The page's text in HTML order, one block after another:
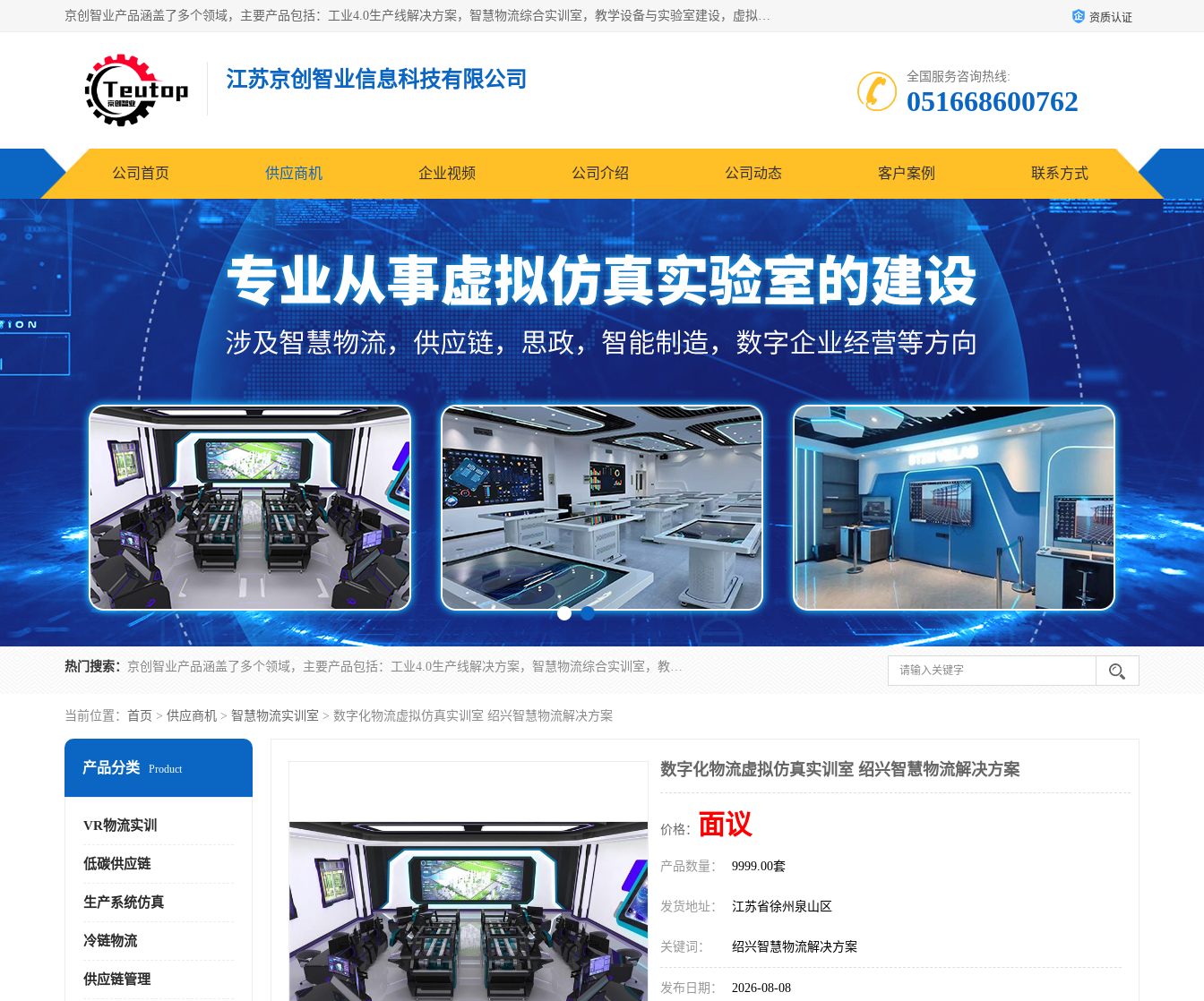
京创智业产品涵盖了多个领域，主要产品包括：工业4.0生产线解决方案，智慧物流综合实训室，教学设备与实验室建设，虚拟仿真实验室等。公司将秉持“创新、执着、诚信、共赢”的理念，以“将服务当作使命”为核心价值观，致力于为客户创造价值，与客户、合作伙伴和员工共同成长。 资质认证
江苏京创智业信息科技有限公司 全国服务咨询热线:
051668600762
公司首页 供应商机 企业视频 公司介绍 公司动态 客户案例 联系方式
热门搜索： 京创智业产品涵盖了多个领域，主要产品包括：工业4.0生产线解决方案，智慧物流综合实训室，教学设备与实验室建设，虚拟仿真实验室等。公司将秉持“创新、执着、诚信、共赢”的理念，以“将服务当作使命”为核心价值观，致力于为客户创造价值，与客户、合作伙伴和员工共同成长。
当前位置： 首页 > 供应商机 > 智慧物流实训室 > 数字化物流虚拟仿真实训室 绍兴智慧物流解决方案
产品分类 Product
VR物流实训
低碳供应链
生产系统仿真
冷链物流
供应链管理
数字化物流虚拟仿真实训室 绍兴智慧物流解决方案
价格： 面议
产品数量： 9999.00套
发货地址： 江苏省徐州泉山区
关键词： 绍兴智慧物流解决方案
发布日期： 2026-08-08